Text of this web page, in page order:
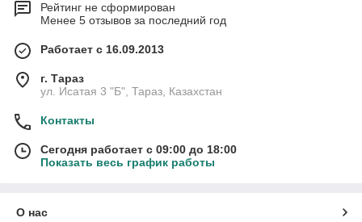
Рейтинг не сформирован
Менее 5 отзывов за последний год
Работает с 16.09.2013
г. Тараз
ул. Исатая 3 "Б", Тараз, Казахстан
Контакты
Сегодня работает с 09:00 до 18:00
Показать весь график работы
О нас